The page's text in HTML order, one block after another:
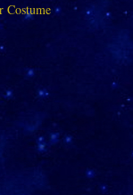
Costume